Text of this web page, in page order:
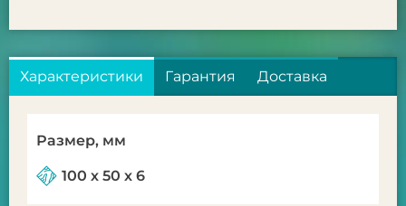
Характеристики Гарантия Доставка
Размер, мм
100 х 50 х 6